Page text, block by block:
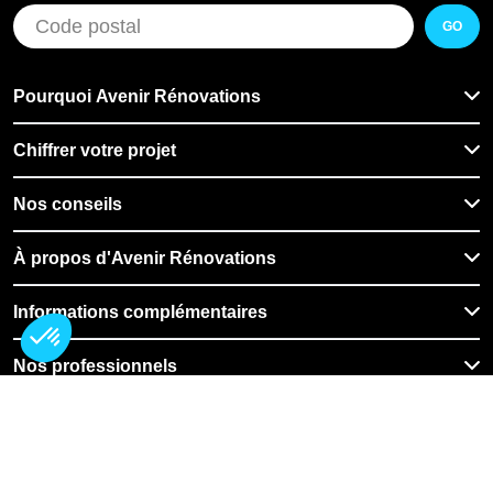
GO
Pourquoi Avenir Rénovations
Chiffrer votre projet
Nos conseils
À propos d'Avenir Rénovations
Informations complémentaires
Nos professionnels